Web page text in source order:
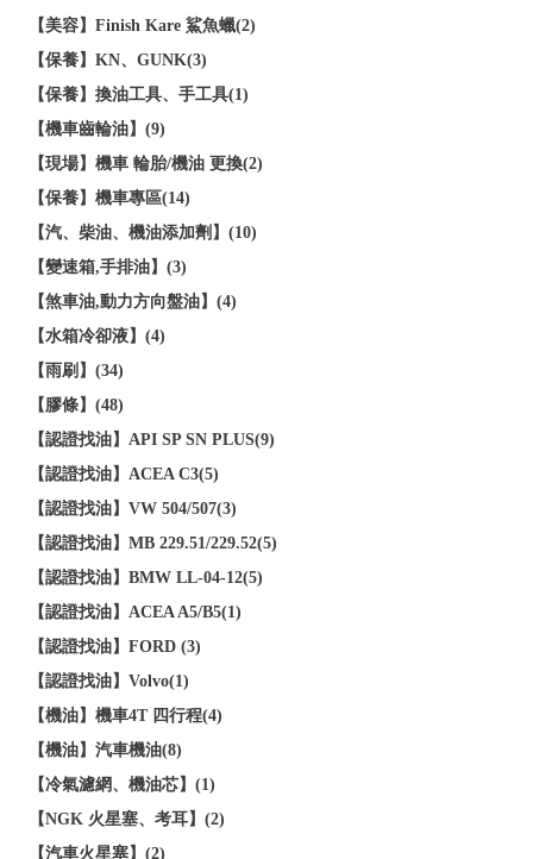
【美容】Finish Kare 鯊魚蠟(2)
【保養】KN、GUNK(3)
【保養】換油工具、手工具(1)
【機車齒輪油】(9)
【現場】機車 輪胎/機油 更換(2)
【保養】機車專區(14)
【汽、柴油、機油添加劑】(10)
【變速箱,手排油】(3)
【煞車油,動力方向盤油】(4)
【水箱冷卻液】(4)
【雨刷】(34)
【膠條】(48)
【認證找油】API SP SN PLUS(9)
【認證找油】ACEA C3(5)
【認證找油】VW 504/507(3)
【認證找油】MB 229.51/229.52(5)
【認證找油】BMW LL-04-12(5)
【認證找油】ACEA A5/B5(1)
【認證找油】FORD (3)
【認證找油】Volvo(1)
【機油】機車4T 四行程(4)
【機油】汽車機油(8)
【冷氣濾網、機油芯】(1)
【NGK 火星塞、考耳】(2)
【汽車火星塞】(2)